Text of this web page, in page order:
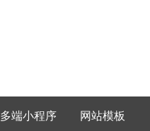
多端小程序 网站模板